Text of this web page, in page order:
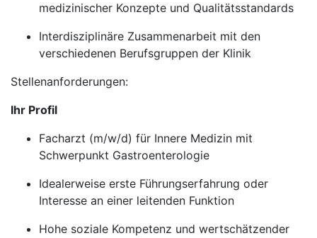
medizinischer Konzepte und Qualitätsstandards
Interdisziplinäre Zusammenarbeit mit den
verschiedenen Berufsgruppen der Klinik
Stellenanforderungen:
Ihr Profil
Facharzt (m/w/d) für Innere Medizin mit
Schwerpunkt Gastroenterologie
Idealerweise erste Führungserfahrung oder
Interesse an einer leitenden Funktion
Hohe soziale Kompetenz und wertschätzender